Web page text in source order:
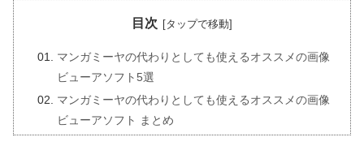
目次
マンガミーヤの代わりとしても使えるオススメの画像
ビューアソフト5選
マンガミーヤの代わりとしても使えるオススメの画像
ビューアソフト まとめ